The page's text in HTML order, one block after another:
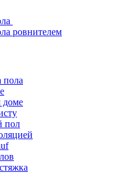
ровнителем
пола
доме
пол